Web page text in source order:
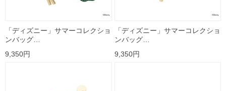
「ディズニー」サマーコレクショ
ンバッグ…
9,350円
「ディズニー」サマーコレクショ
ンバッグ…
9,350円